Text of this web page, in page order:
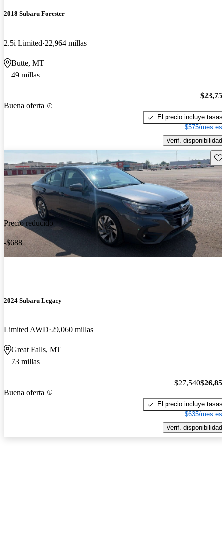
2018 Subaru Forester
2.5i Limited 22,964 millas
Butte, MT
49 millas
Buena oferta
El precio incluye tasas
$575/mes
Verif. disponibilidad
Precio reducido
-$688
2024 Subaru Legacy
Limited AWD 29,060 millas
Great Falls, MT
73 millas
Buena oferta
$27,540
El precio incluye tasas
$635/mes
Verif. disponibilidad